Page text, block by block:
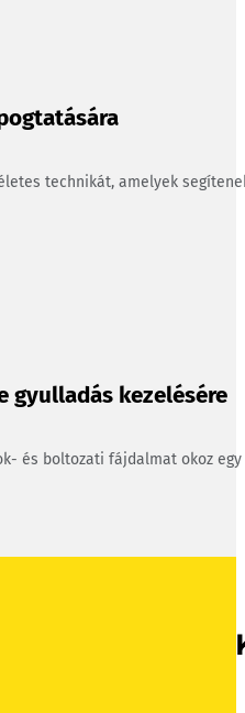
technikát, amelyek
gyulladás kezelésére
és boltozati fájdalmat okoz